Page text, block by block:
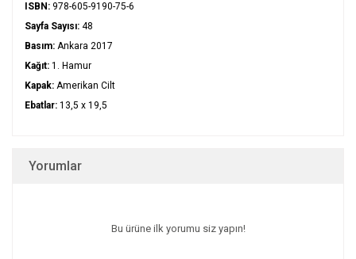
ISBN: 978-605-9190-75-6
Sayfa Sayısı: 48
Basım: Ankara 2017
Kağıt: 1. Hamur
Kapak: Amerikan Cilt
Ebatlar: 13,5 x 19,5
Yorumlar
Bu ürüne ilk yorumu siz yapın!